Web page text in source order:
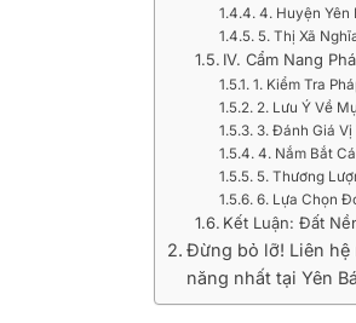
4. Huyện Yên
5. Thị Xã
IV. Cẩm Nang
1. Kiểm Tra
2. Lưu Ý Về
3. Đánh Giá Vị
4. Nắm Bắt
5. Thương
6. Lựa Chọn
Kết Luận: Đất
Đừng bỏ lỡ! Liên hệ
năng nhất tại Yên